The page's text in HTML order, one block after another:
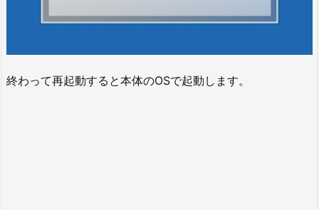
終わって再起動すると本体のOSで起動します。